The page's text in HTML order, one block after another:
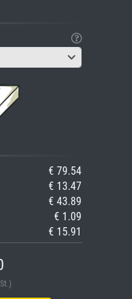
€ 79.54
€ 13.47
€ 43.89
€ 1.09
€ 15.91